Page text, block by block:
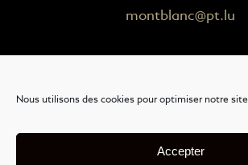
Nous utilisons des cookies pour optimiser notre
Accepter
montblanc@pt.lu